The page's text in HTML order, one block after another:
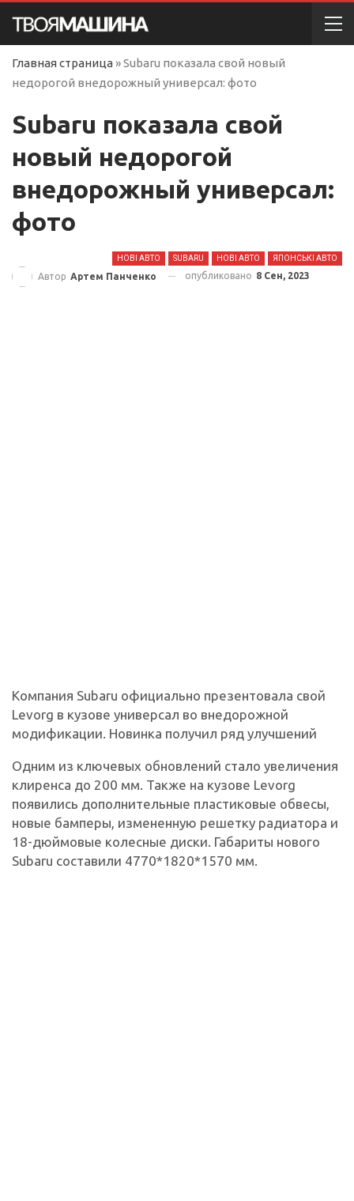
Главная страница »Subaru показала свой новый
недорогой внедорожный универсал: фото
Subaru показала свой
новый недорогой
внедорожный универсал:
фото
НОВІ АВТО SUBARU НОВІ АВТО ЯПОНСЬКІ АВТО
Автор Артем Панченко опубликовано 8 Сен, 2023
Компания Subaru официально презентовала свой
Levorg в кузове универсал во внедорожной
модификации. Новинка получил ряд улучшений
Одним из ключевых обновлений стало увеличения
клиренса до 200 мм. Также на кузове Levorg
появились дополнительные пластиковые обвесы,
новые бамперы, измененную решетку радиатора и
18-дюймовые колесные диски. Габариты нового
Subaru составили 4770*1820*1570 мм.